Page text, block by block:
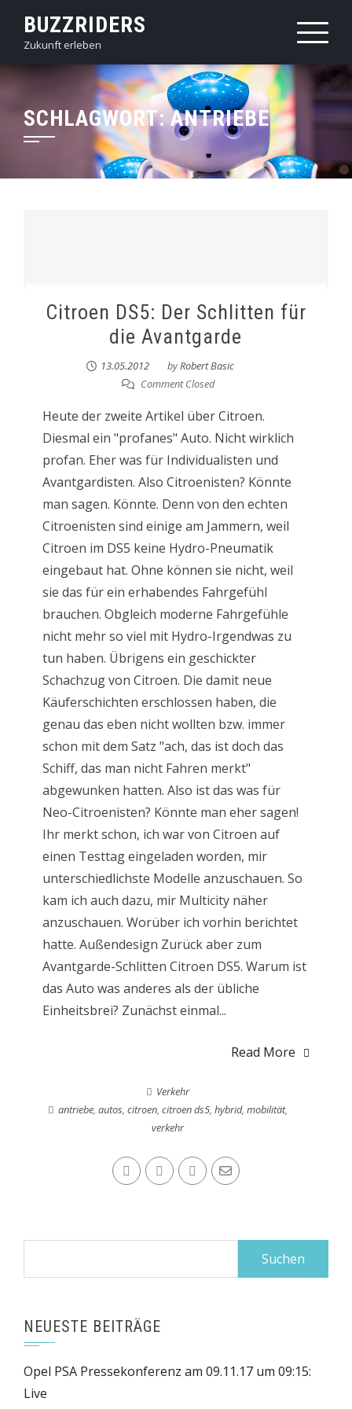
content
BUZZRIDERS
Zukunft erleben
SCHLAGWORT:ANTRIEBE
Citroen DS5: Der Schlitten für
die Avantgarde
13.05.2012 byRobert Basic
Comment Closed
Heute der zweite Artikel über Citroen.
Diesmal ein "profanes" Auto. Nicht wirklich
profan. Eher was für Individualisten und
Avantgardisten. Also Citroenisten? Könnte
man sagen. Könnte. Denn von den echten
Citroenisten sind einige am Jammern, weil
Citroen im DS5 keine Hydro-Pneumatik
eingebaut hat. Ohne können sie nicht, weil
sie das für ein erhabendes Fahrgefühl
brauchen. Obgleich moderne Fahrgefühle
nicht mehr so viel mit Hydro-Irgendwas zu
tun haben. Übrigens ein geschickter
Schachzug von Citroen. Die damit neue
Käuferschichten erschlossen haben, die
genau das eben nicht wollten bzw. immer
schon mit dem Satz "ach, das ist doch das
Schiff, das man nicht Fahren merkt"
abgewunken hatten. Also ist das was für
Neo-Citroenisten? Könnte man eher sagen!
Ihr merkt schon, ich war von Citroen auf
einen Testtag eingeladen worden, mir
unterschiedlichste Modelle anzuschauen. So
kam ich auch dazu, mir Multicity näher
anzuschauen. Worüber ich vorhin berichtet
hatte. Außendesign Zurück aber zum
Avantgarde-Schlitten Citroen DS5. Warum ist
das Auto was anderes als der übliche
Einheitsbrei? Zunächst einmal...
Read More
Verkehr
antriebe,autos,citroen,citroen ds5,hybrid,mobilität,
verkehr
NEUESTE BEITRÄGE
Opel PSA Pressekonferenz am 09.11.17 um 09:15:
Live